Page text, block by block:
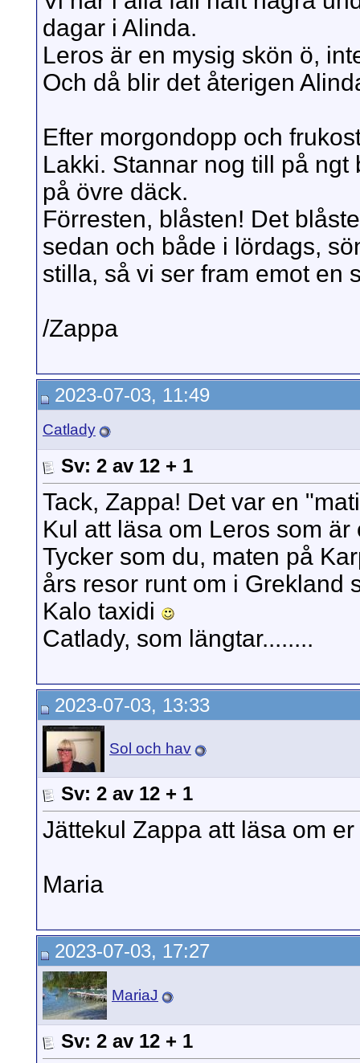
dagar i Alinda.
Leros är en mysig skön ö,
Och då blir det återigen
Efter morgondopp och
Lakki. Stannar nog till på
på övre däck.
Förresten, blåsten! Det
sedan och både i lördags,
stilla, så vi ser fram emot en
/Zappa
2023-07-03, 11:49
Catlady
Sv: 2 av 12 + 1
Tack, Zappa! Det var en
Kul att läsa om Leros som är
Tycker som du, maten på
års resor runt om i Grekland
Kalo taxidi
Catlady, som längtar........
2023-07-03, 13:33
Sol och hav
Sv: 2 av 12 + 1
Jättekul Zappa att läsa om
Maria
2023-07-03, 17:27
MariaJ
Sv: 2 av 12 + 1